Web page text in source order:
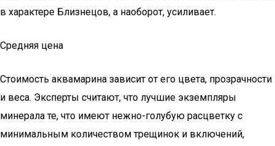
в характере Близнецов, а наоборот, усиливает.
Средняя цена
Стоимость аквамарина зависит от его цвета, прозрачности
и веса. Эксперты считают, что лучшие экземпляры
минерала те, что имеют нежно-голубую расцветку с
минимальным количеством трещинок и включений,